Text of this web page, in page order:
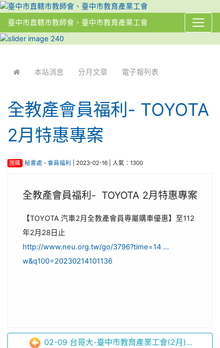
臺中市直轄市教師會、臺中市教育產業工會
本站消息 分月文章 電子報列表
全教產會員福利- TOYOTA
2月特惠專案
團購 秘書處 - 會員福利 | 2023-02-16 | 人氣：1300
全教產會員福利- TOYOTA 2月特惠專案
【TOYOTA 汽車2月全教產會員專屬購車優惠】至112
年2月28日止
http://www.neu.org.tw/go/3796?time=14 ...
w&q100=20230214101136
02-09 台哥大-臺中市教育產業工會(2月)...